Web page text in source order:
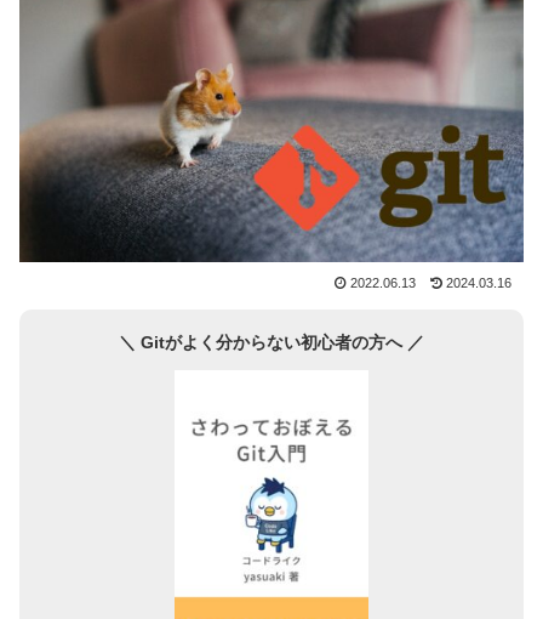
2022.06.13 2024.03.16
＼ Gitがよく分からない初心者の方へ ／